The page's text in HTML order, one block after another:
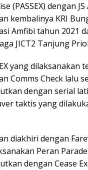
(PASSEX) dengan
kembalinya KRI
Amfibi tahun 2021
JICT2 Tanjung
yang
Comms Check lalu
dengan serial
taktis yang
diakhiri dengan
Peran
dengan Cease